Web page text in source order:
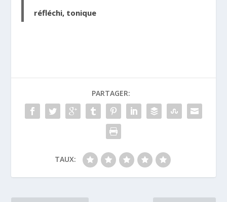
réfléchi, tonique
PARTAGER:
TAUX: